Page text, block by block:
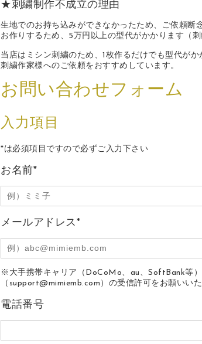
★刺繍制作不成立の理由
生地でのお持ち込みができなかったため、ご依頼断
お作りするため、5万円以上の型代がかかります（刺
当店はミシン刺繍のため、1枚作るだけでも型代が
刺繍作家様へのご依頼をおすすめしています。
お問い合わせフォーム
入力項目
*は必須項目ですので必ずご入力下さい
お名前*
メールアドレス*
※大手携帯キャリア（DoCoMo、au、SoftBank等
（support@mimiemb.com）の受信許可をお願いいた
電話番号